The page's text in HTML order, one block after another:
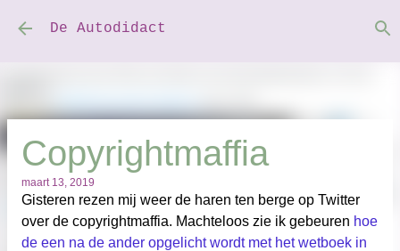
Doorgaan naar hoofdcontent
De Autodidact
Copyrightmaffia
maart 13, 2019
Gisteren rezen mij weer de haren ten berge op Twitter
over de copyrightmaffia. Machteloos zie ik gebeuren hoe
de een na de ander opgelicht wordt met het wetboek in